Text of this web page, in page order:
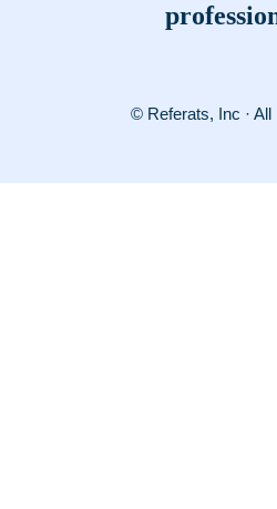
© Referats, Inc ·